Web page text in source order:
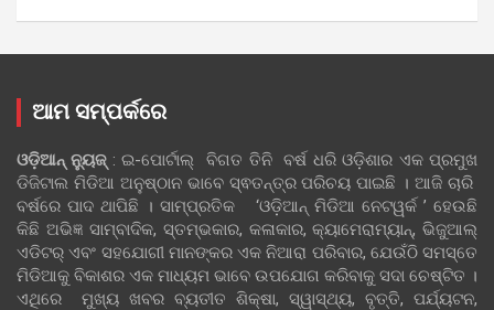
ଆମ ସମ୍ପର୍କରେ
ଓଡ଼ିଆନ୍‍ ନ୍ୟୁଜ୍‍: ଇ-ପୋର୍ଟାଲ୍ ବିଗତ ତିନି ବର୍ଷ ଧରି ଓଡ଼ିଶାର ଏକ ପ୍ରମୁଖ
ଡିଜିଟାଲ ମିଡିଆ ଅନୁଷ୍ଠାନ ଭାବେ ସ୍ଵତନ୍ତ୍ର ପରିଚୟ ପାଇଛି । ଆଜି ଚାରି
ବର୍ଷରେ ପାଦ ଥାପିଛି । ସାମ୍ପ୍ରତିକ ‘ଓଡ଼ିଆନ୍‍ ମିଡିଆ ନେଟୱର୍କ ’ ହେଉଛି
କିଛି ଅଭିଜ୍ଞ ସାମ୍ବାଦିକ, ସ୍ତମ୍ଭକାର, କଳାକାର, କ୍ୟାମେରାମ୍ୟାନ୍, ଭିଜୁଆଲ୍
ଏଡିଟର୍ ଏବଂ ସହଯୋଗୀ ମାନଙ୍କର ଏକ ନିଆରା ପରିବାର, ଯେଉଁଠି ସମସ୍ତେ
ମିଡିଆକୁ ବିକାଶର ଏକ ମାଧ୍ୟମ ଭାବେ ଉପଯୋଗ କରିବାକୁ ସଦା ଚେଷ୍ଟିତ ।
ଏଥିରେ ମୁଖ୍ୟ ଖବର ବ୍ୟତୀତ ଶିକ୍ଷା, ସ୍ୱାସ୍ଥ୍ୟ, ବୃତ୍ତି, ପର୍ଯ୍ୟଟନ,